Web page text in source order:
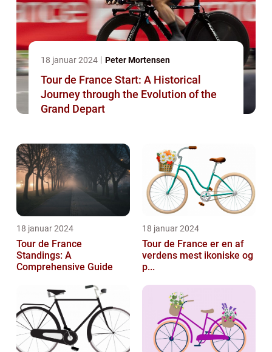
18 januar 2024 Peter Mortensen
Tour de France Start: A Historical
Journey through the Evolution of the
Grand Depart
18 januar 2024
Tour de France
Standings: A
Comprehensive Guide
18 januar 2024
Tour de France er en af
verdens mest ikoniske og
p...